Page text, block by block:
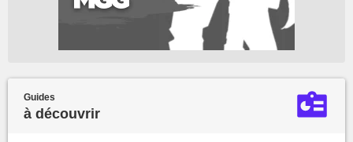
Guides
à découvrir